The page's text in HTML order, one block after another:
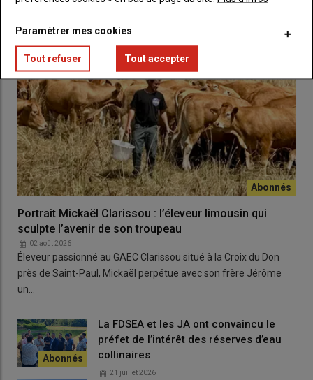
Comment il y a 70 ans, l'AOC a sauvé
Portrait Mickaël Clarissou : l’éleveur limousin qui
sculpte l’avenir de son troupeau
02 août 2026
Éleveur passionné au GAEC Clarissou situé à la Croix du Don
près de Saint-Paul, Mickaël perpétue avec son frère Jérôme
un…
La FDSEA et les JA ont convaincu le
préfet de l’intérêt des réserves d’eau
collinaires
21 juillet 2026
Paramétrer mes cookies
Tout refuser Tout accepter